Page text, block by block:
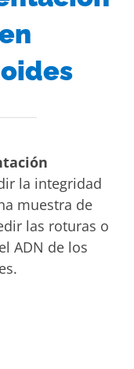
la integridad
muestra de
las roturas o
ADN de los